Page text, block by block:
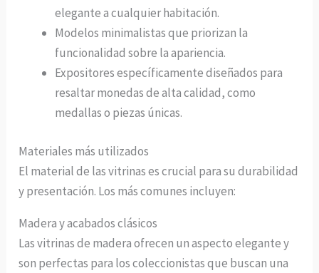
elegante a cualquier habitación.
Modelos minimalistas que priorizan la
funcionalidad sobre la apariencia.
Expositores específicamente diseñados para
resaltar monedas de alta calidad, como
medallas o piezas únicas.
Materiales más utilizados
El material de las vitrinas es crucial para su durabilidad
y presentación. Los más comunes incluyen:
Madera y acabados clásicos
Las vitrinas de madera ofrecen un aspecto elegante y
son perfectas para los coleccionistas que buscan una